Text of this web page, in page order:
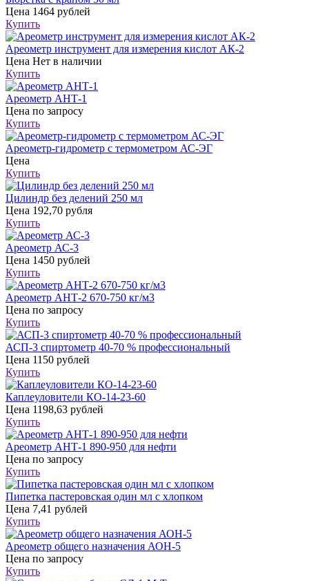
Цена 1464 рублей
Купить
Ареометр инструмент для измерения кислот АК-2
Цена Нет в наличии
Купить
Ареометр АНТ-1
Цена по запросу
Купить
Ареометр-гидрометр с термометром АС-ЭГ
Цена
Купить
Цилиндр без делений 250 мл
Цена 192,70 рубля
Купить
Ареометр АС-3
Цена 1450 рублей
Купить
Ареометр АНТ-2 670-750 кг/м3
Цена по запросу
Купить
АСП-3 спиртометр 40-70 % профессиональный
Цена 1150 рублей
Купить
Каплеуловители КО-14-23-60
Цена 1198,63 рублей
Купить
Ареометр АНТ-1 890-950 для нефти
Цена по запросу
Купить
Пипетка пастеровская один мл с хлопком
Цена 7,41 рублей
Купить
Ареометр общего назначения АОН-5
Цена по запросу
Купить